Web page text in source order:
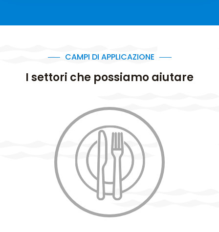
CAMPI DI APPLICAZIONE
I settori che possiamo aiutare